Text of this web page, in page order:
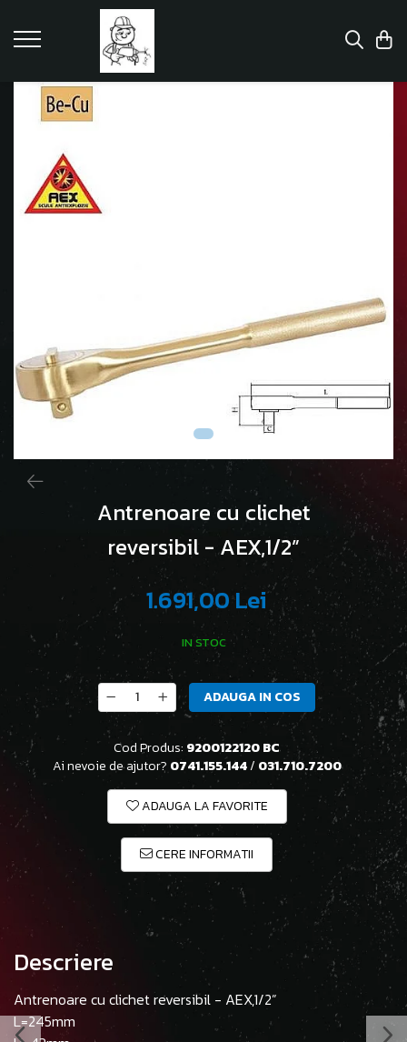
Antrenoare cu clichet
reversibil - AEX,1/2”
1.691,00 Lei
IN STOC
ADAUGA IN COS
Cod Produs: 9200122120 BC
Ai nevoie de ajutor? 0741.155.144/ 031.710.7200
ADAUGA LA FAVORITE
CERE INFORMATII
Descriere
Antrenoare cu clichet reversibil - AEX,1/2”
L=245mm